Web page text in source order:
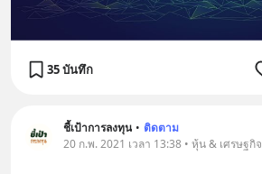
35 บันทึก
ชี้เป้าการลงทุน • ติดตาม
20 ก.พ. 2021 เวลา 13:38 • หุ้น & เศรษฐกิจ